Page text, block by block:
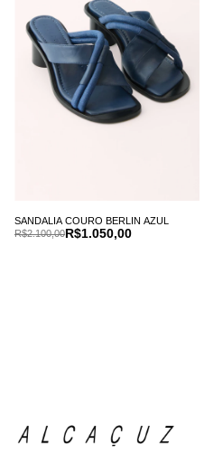
SANDALIA COURO BERLIN AZUL
R$1.050,00
R$2.100,00